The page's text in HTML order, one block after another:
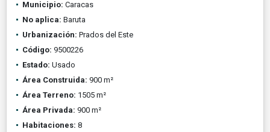
Municipio: Caracas
No aplica: Baruta
Urbanización: Prados del Este
Código: 9500226
Estado: Usado
Área Construida: 900 m²
Área Terreno: 1505 m²
Área Privada: 900 m²
Habitaciones: 8